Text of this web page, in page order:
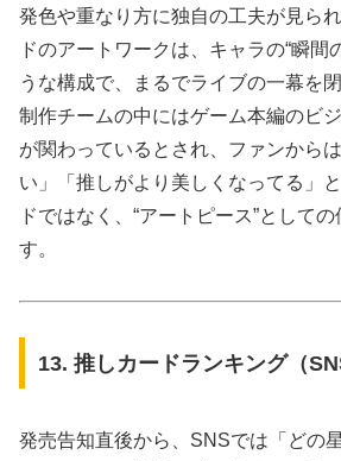
発色や重なり方に独自の工夫が見ら
ドのアートワークは、キャラの“瞬間
うな構成で、まるでライブの一幕を
制作チームの中にはゲーム本編のビ
が関わっているとされ、ファンから
い」「推しがより美しくなってる」
ドではなく、“アートピース”として
す。
13. 推しカードランキング（
発売告知直後から、SNSでは「どの